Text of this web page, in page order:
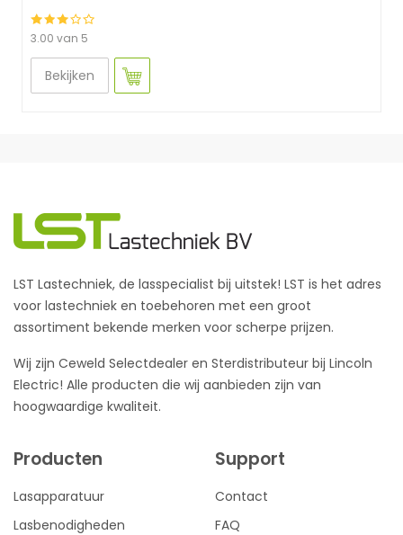
3.00 van 5
Bekijken
LST Lastechniek, de lasspecialist bij uitstek! LST is het adres
voor lastechniek en toebehoren met een groot
assortiment bekende merken voor scherpe prijzen.
Wij zijn Ceweld Selectdealer en Sterdistributeur bij Lincoln
Electric! Alle producten die wij aanbieden zijn van
hoogwaardige kwaliteit.
Producten
Lasapparatuur
Lasbenodigheden
Support
Contact
FAQ